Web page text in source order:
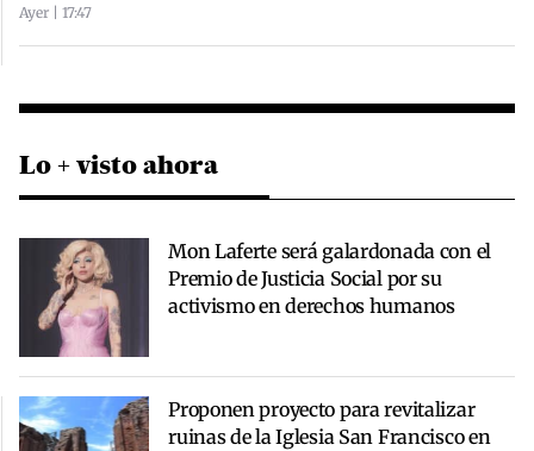
Ayer | 17:47
Lo + visto ahora
Mon Laferte será galardonada con el
Premio de Justicia Social por su
activismo en derechos humanos
Proponen proyecto para revitalizar
ruinas de la Iglesia San Francisco en